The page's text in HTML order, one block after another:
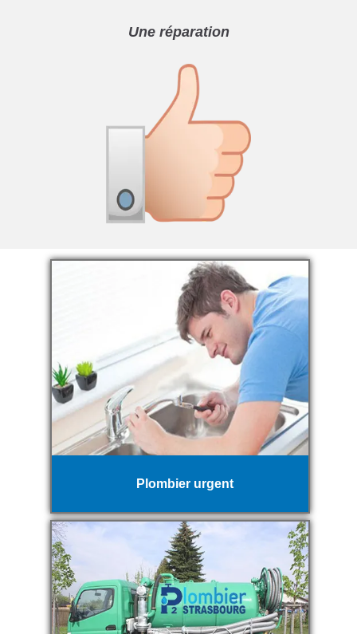
Une réparation
Plombier urgent